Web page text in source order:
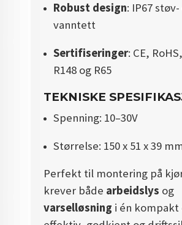
Robust design: IP67
vanntett
Sertifiseringer: CE,
R148 og R65
TEKNISKE
Spenning: 10–30V
Størrelse: 150 x 51 x 39
Perfekt til montering på
krever både arbeidslys og
varselløsning i én kompakt